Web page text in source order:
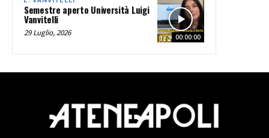
00:00:00
Semestre aperto Università Luigi
Vanvitelli
29 Luglio, 2026